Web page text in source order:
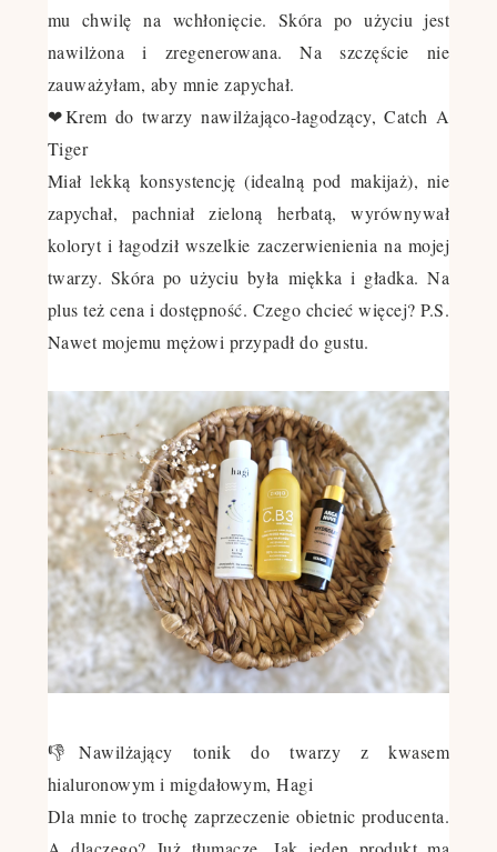
mu chwilę na wchłonięcie. Skóra po użyciu jest
nawilżona i zregenerowana. Na szczęście nie
zauważyłam, aby mnie zapychał.
❤Krem do twarzy nawilżająco-łagodzący, Catch A
Tiger
Miał lekką konsystencję (idealną pod makijaż), nie
zapychał, pachniał zieloną herbatą, wyrównywał
koloryt i łagodził wszelkie zaczerwienienia na mojej
twarzy. Skóra po użyciu była miękka i gładka. Na
plus też cena i dostępność. Czego chcieć więcej? P.S.
Nawet mojemu mężowi przypadł do gustu.
👎Nawilżający tonik do twarzy z kwasem
hialuronowym i migdałowym, Hagi
Dla mnie to trochę zaprzeczenie obietnic producenta.